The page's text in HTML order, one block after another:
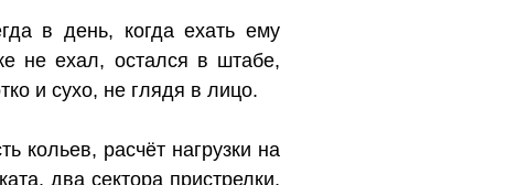
в день, когда ехать ему
не ехал, остался в штабе,
и сухо, не глядя в лицо.
расчёт нагрузки на
два сектора пристрелки,